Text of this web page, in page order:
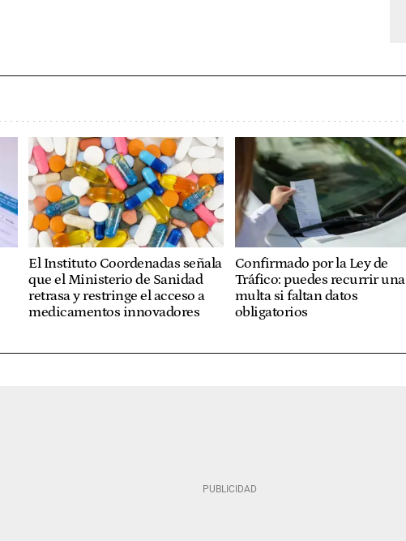
El Instituto Coordenadas señala
que el Ministerio de Sanidad
retrasa y restringe el acceso a
medicamentos innovadores
Confirmado por la Ley de
Tráfico: puedes recurrir una
multa si faltan datos
obligatorios